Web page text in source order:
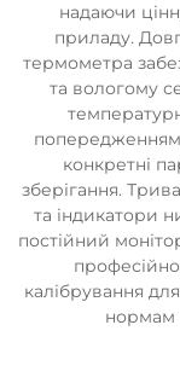
надаючи
приладу.
термометра
та вологому
попередженням
конкретні
зберігання.
та індикатори
постійний
калібрування
нормам